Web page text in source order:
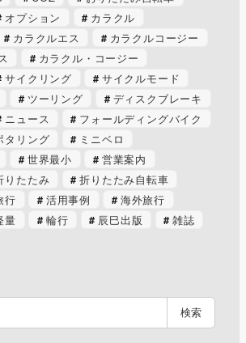
オプション
カラクル
カラクルエス
カラクルコージー
カラクル・コージー
サイクリング
サイクルモード
ツーリング
ディスクブレーキ
ニュース
フォールディングバイク
タリング
ミニベロ
世界最小
営業案内
りたたみ
折りたたみ自転車
行 活用事例
海外旅行
量 輪行 辰巳出版
雑誌
検索